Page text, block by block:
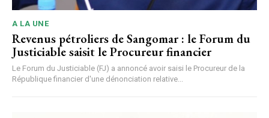
A LA UNE
Revenus pétroliers de Sangomar : le Forum du
Justiciable saisit le Procureur financier
Le Forum du Justiciable (FJ) a annoncé avoir saisi le Procureur de la
République financier d'une dénonciation relative...